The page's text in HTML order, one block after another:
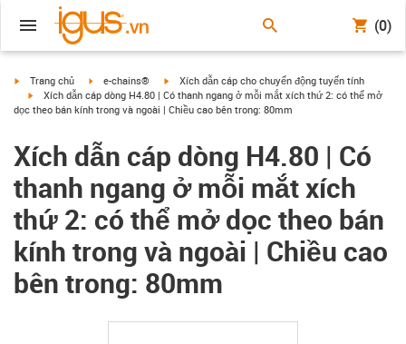
(0)
igus-icon-arrow-right
Trang chủ igus-icon-arrow-right
e-chains® igus-icon-arrow-right
Xích dẫn cáp cho chuyển động tuyến tính
igus-icon-arrow-right
Xích dẫn cáp dòng H4.80 | Có thanh ngang ở mỗi mắt xích thứ 2: có thể mở
dọc theo bán kính trong và ngoài | Chiều cao bên trong: 80mm
Xích dẫn cáp dòng H4.80 | Có
thanh ngang ở mỗi mắt xích
thứ 2: có thể mở dọc theo bán
kính trong và ngoài | Chiều cao
bên trong: 80mm